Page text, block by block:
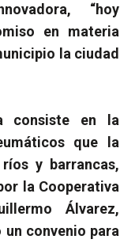
“hoy
en materia
la ciudad
consiste en la
que la
y barrancas,
la Cooperativa
Álvarez,
convenio para